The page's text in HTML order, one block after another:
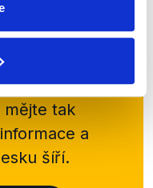
a analýz.
mějte tak
a
šíří.